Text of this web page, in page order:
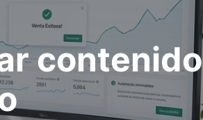
contenido